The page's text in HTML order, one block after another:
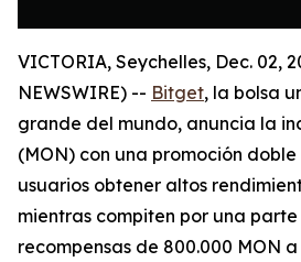
VICTORIA, Seychelles, Dec. 02,
NEWSWIRE) -- Bitget, la bolsa
grande del mundo, anuncia la
(MON) con una promoción
usuarios obtener altos
mientras compiten por una
recompensas de 800.000 MON